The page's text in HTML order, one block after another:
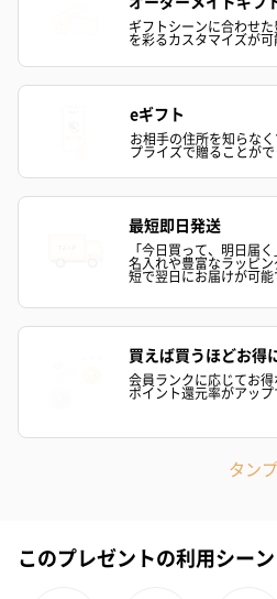
ギフトシーンに合わせ
を彩るカスタマイズが可
eギフト
お相手の住所を知らな
プライズで贈ることがで
最短即日発送
「今日買って、明日届く
名入れや豊富なラッピ
短で翌日にお届けが可能
買えば買うほどお得
会員ランクに応じてお得
ポイント還元率がアップ
タン
このプレゼントの利用シーン